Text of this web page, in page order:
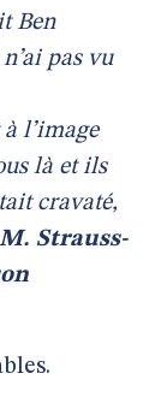
Ben
pas vu
l’image
là et ils
cravaté,
Strauss-